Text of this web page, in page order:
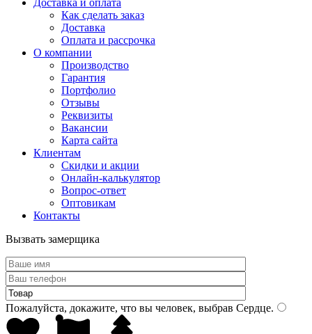
Доставка и оплата
Как сделать заказ
Доставка
Оплата и рассрочка
О компании
Производство
Гарантия
Портфолио
Отзывы
Реквизиты
Вакансии
Карта сайта
Клиентам
Скидки и акции
Онлайн-калькулятор
Вопрос-ответ
Оптовикам
Контакты
Вызвать замерщика
Пожалуйста, докажите, что вы человек, выбрав Сердце.